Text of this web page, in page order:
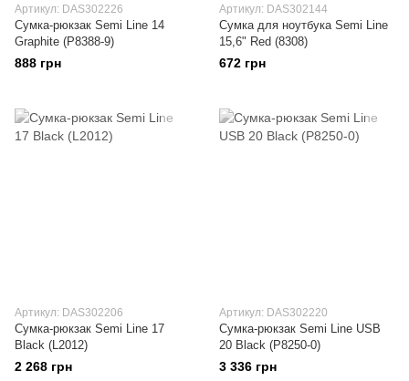
Артикул: DAS302226
Сумка-рюкзак Semi Line 14
Graphite (P8388-9)
888 грн
Артикул: DAS302144
Сумка для ноутбука Semi Line
15,6" Red (8308)
672 грн
Артикул: DAS302206
Сумка-рюкзак Semi Line 17
Black (L2012)
2 268 грн
Артикул: DAS302220
Сумка-рюкзак Semi Line USB
20 Black (P8250-0)
3 336 грн